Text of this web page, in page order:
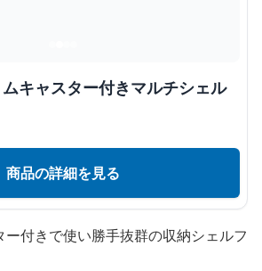
キャスター付きマルチシェル
商品の詳細を見る
付きで使い勝手抜群の収納シェルフ